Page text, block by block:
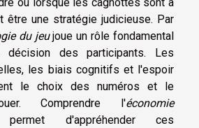
être une stratégie judicieuse. Par
du jeujoue un rôle fondamental
des participants. Les
les biais cognitifs et l'espoir
le choix des numéros et le
Comprendre l'économie
d'appréhender ces